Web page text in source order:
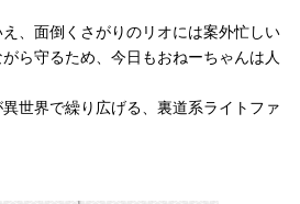
、面倒くさがりのリオには案外忙しい
ら守るため、今日もおねーちゃんは人
世界で繰り広げる、裏道系ライトファ